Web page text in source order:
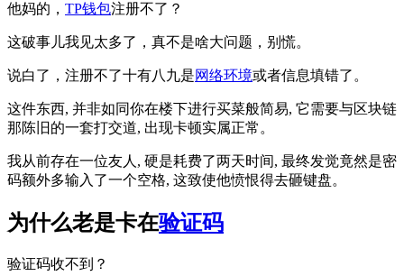
他妈的， TP钱包注册不了？
这破事儿我见太多了，真不是啥大问题，别慌。
说白了，注册不了十有八九是网络环境或者信息填错了。
这件东西, 并非如同你在楼下进行买菜般简易, 它需要与区块链
那陈旧的一套打交道, 出现卡顿实属正常。
我从前存在一位友人, 硬是耗费了两天时间, 最终发觉竟然是密
码额外多输入了一个空格, 这致使他愤恨得去砸键盘。
为什么老是卡在验证码
验证码收不到？